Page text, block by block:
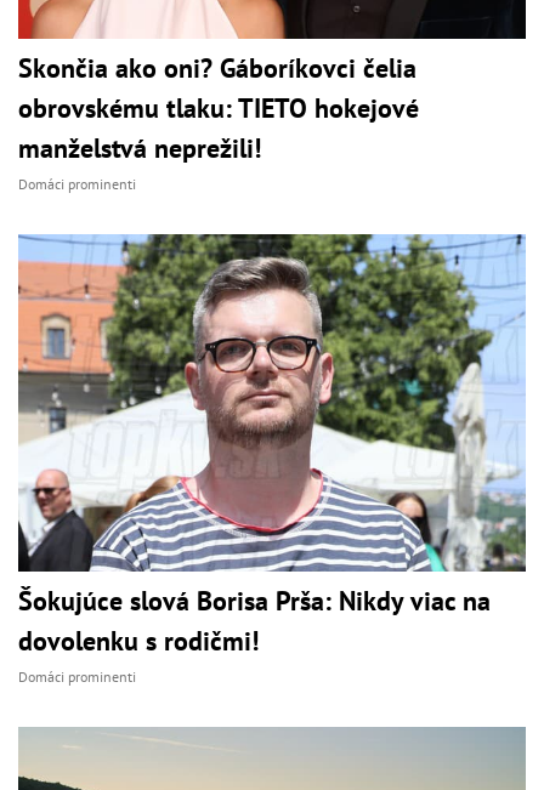
Skončia ako oni? Gáboríkovci čelia
obrovskému tlaku: TIETO hokejové
manželstvá neprežili!
Domáci prominenti
Šokujúce slová Borisa Prša: Nikdy viac na
dovolenku s rodičmi!
Domáci prominenti